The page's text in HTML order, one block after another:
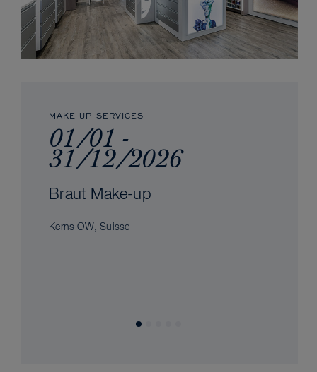
MAKE-UP SERVICES
01/01 -
31/12/2026
Braut Make-up
Kerns OW, Suisse